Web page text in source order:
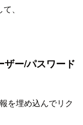
、
ー/パスワード
を埋め込んでリク